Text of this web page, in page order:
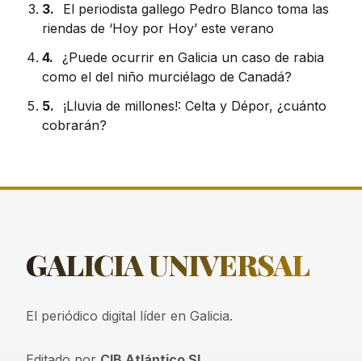
3.
El periodista gallego Pedro Blanco toma las
riendas de ‘Hoy por Hoy’ este verano
4. ¿Puede ocurrir en Galicia un caso de rabia
como el del niño murciélago de Canadá?
5.
¡Lluvia de millones!: Celta y Dépor, ¿cuánto
cobrarán?
GALICIAUNIVERSAL
El periódico digital líder en Galicia.